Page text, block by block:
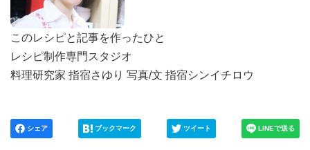
このレシピと記事を作ったひと
レシピ制作専門スタジオ
料理研究家 指宿さゆり 写真/文 指宿シンイチロウ
シェア ブックマーク ツイート LINEで送る